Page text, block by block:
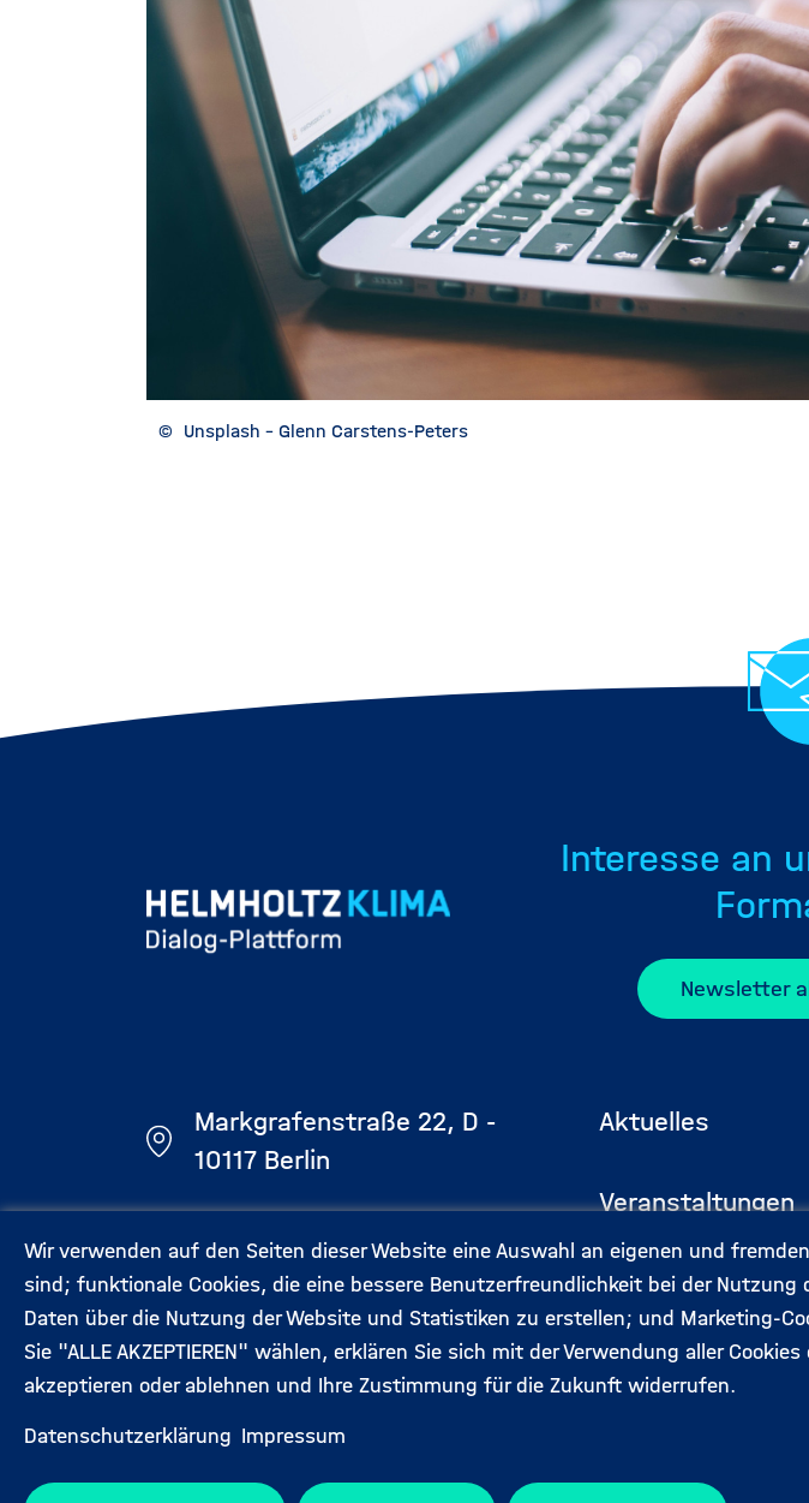
© Unsplash - Glenn Carstens-Peters
Wir verwenden auf den Seiten dieser Website eine Auswahl an eigenen und
sind; funktionale Cookies, die eine bessere Benutzerfreundlichkeit bei der
Daten über die Nutzung der Website und Statistiken zu erstellen; und Marketing-
Sie "ALLE AKZEPTIEREN" wählen, erklären Sie sich mit der Verwendung aller
akzeptieren oder ablehnen und Ihre Zustimmung für die Zukunft widerrufen.
Datenschutzerklärung Impressum
Interesse an
Newsletter
Markgrafenstraße 22, D -
10117 Berlin
030 206 79 57 44
Aktuelles
Veranstaltungen
Expert:innen